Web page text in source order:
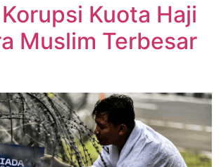
Kuota Haji
Muslim Terbesar